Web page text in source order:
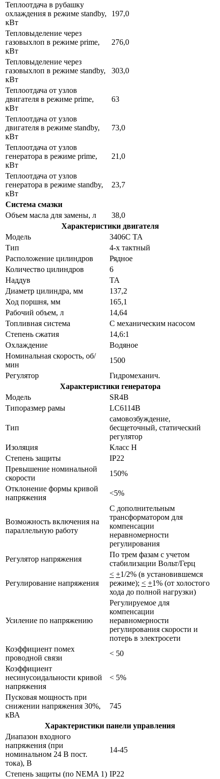
Теплоотдача в рубашку
охлаждения в режиме standby,
кВт
197,0
Тепловыделение через
газовыхлоп в режиме prime,
кВт
276,0
Тепловыделение через
газовыхлоп в режиме standby,
кВт
303,0
Теплоотдача от узлов
двигателя в режиме prime,
кВт
63
Теплоотдача от узлов
двигателя в режиме standby,
кВт
73,0
Теплоотдача от узлов
генератора в режиме prime,
кВт
21,0
Теплоотдача от узлов
генератора в режиме standby,
кВт
23,7
Система смазки
Объем масла для замены, л
38,0
Характеристики двигателя
Модель
3406С TA
Тип
4-х тактный
Расположение цилиндров
Рядное
Количество цилиндров
6
Наддув
ТА
Диаметр цилиндра, мм
137,2
Ход поршня, мм
165,1
Рабочий объем, л
14,64
Топливная система
С механическим насосом
Степень сжатия
14,6:1
Охлаждение
Водяное
Номинальная скорость, об/
мин
1500
Регулятор
Гидромеханич.
Характеристики генератора
Модель
SR4B
Типоразмер рамы
LC6114В
Тип
самовозбуждение,
бесщеточный, статический
регулятор
Изоляция
Класс Н
Степень защиты
IP22
Превышение номинальной
скорости
150%
Отклонение формы кривой
напряжения
<5%
Возможность включения на
параллельную работу
С дополнительным
трансформатором для
компенсации
неравномерности
регулирования
Регулятор напряжения
По трем фазам с учетом
стабилизации Вольт/Герц
Регулирование напряжения
< +1/2% (в установившемся
режиме); < +1% (от холостого
хода до полной нагрузки)
Усиление по напряжению
Регулируемое для
компенсации
неравномерности
регулирования скорости и
потерь в электросети
Коэффициент помех
проводной связи
< 50
Коэффициент
несинусоидальности кривой
напряжения
< 5%
Пусковая мощность при
снижении напряжения 30%,
кВА
745
Характеристики панели управления
Диапазон входного
напряжения (при
номинальном 24 В пост.
тока), В
14-45
Степень защиты (по NEMA 1) IP22